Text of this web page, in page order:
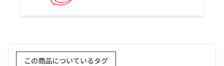
この商品についているタグ